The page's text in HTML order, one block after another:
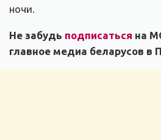
ночи.
Не забудь подписаться на
главное медиа беларусов в